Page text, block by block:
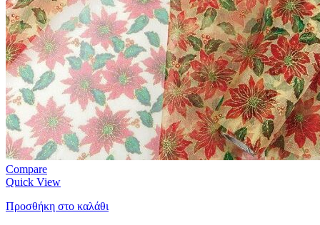
Compare
Quick View
Προσθήκη στο καλάθι